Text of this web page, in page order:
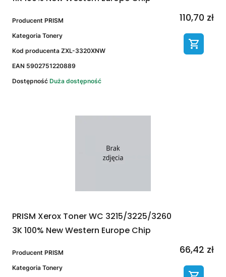
Producent PRISM
Kategoria Tonery
Kod producenta ZXL-3320XNW
EAN 5902751220889
Dostępność Duża dostępność
110,70 zł
PRISM Xerox Toner WC 3215/3225/3260
3K 100% New Western Europe Chip
Producent PRISM
Kategoria Tonery
66,42 zł